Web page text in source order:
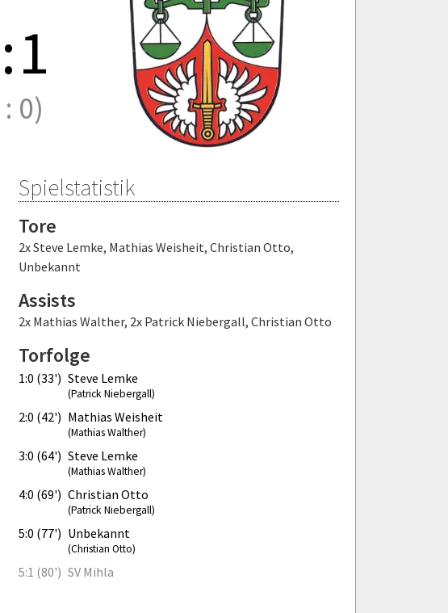
:1
: 0)
Spielstatistik
Tore
2x Steve Lemke, Mathias Weisheit, Christian Otto,
Unbekannt
Assists
2x Mathias Walther, 2x Patrick Niebergall, Christian Otto
Torfolge
1:0 (33') Steve Lemke
(Patrick Niebergall)
2:0 (42') Mathias Weisheit
(Mathias Walther)
3:0 (64') Steve Lemke
(Mathias Walther)
4:0 (69') Christian Otto
(Patrick Niebergall)
5:0 (77') Unbekannt
(Christian Otto)
5:1 (80') SV Mihla